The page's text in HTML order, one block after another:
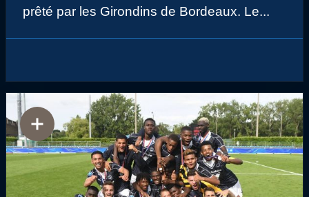
prêté par les Girondins de Bordeaux. Le...